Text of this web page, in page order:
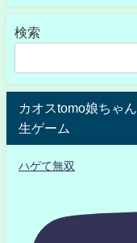
検索
カオスtomo娘ちゃ
生ゲーム
ハゲて無双